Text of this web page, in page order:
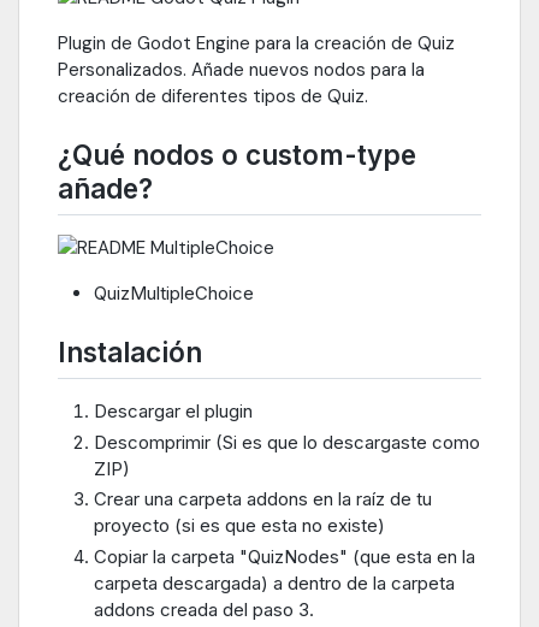
Plugin de Godot Engine para la creación de Quiz
Personalizados. Añade nuevos nodos para la
creación de diferentes tipos de Quiz.
¿Qué nodos o custom-type
añade?
QuizMultipleChoice
Instalación
Descargar el plugin
Descomprimir (Si es que lo descargaste como
ZIP)
Crear una carpeta addons en la raíz de tu
proyecto (si es que esta no existe)
Copiar la carpeta "QuizNodes" (que esta en la
carpeta descargada) a dentro de la carpeta
addons creada del paso 3.